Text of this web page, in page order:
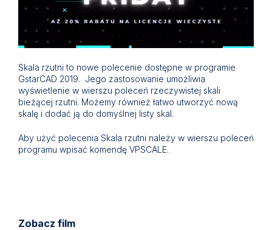
Skala rzutni to nowe polecenie dostępne w programie
GstarCAD 2019. Jego zastosowanie umożliwia
wyświetlenie w wierszu poleceń rzeczywistej skali
bieżącej rzutni. Możemy również łatwo utworzyć nową
skalę i dodać ją do domyślnej listy skal.
Aby użyć polecenia Skala rzutni należy w wierszu poleceń
programu wpisać komendę VPSCALE.
Zobacz film